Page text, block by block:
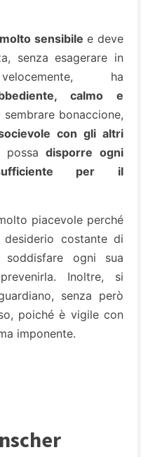
sensibile e deve
senza esagerare in
ha
calmo e
bonaccione,
con gli altri
possadisporre ogni
per il
piacevole perché
costante di
ogni sua
Inoltre, si
senza però
poiché è vigile con
imponente.